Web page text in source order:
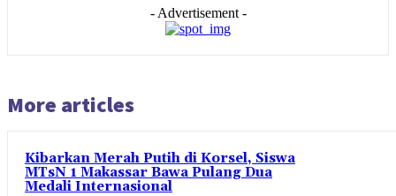
- Advertisement -
More articles
Kibarkan Merah Putih di Korsel, Siswa
MTsN 1 Makassar Bawa Pulang Dua
Medali Internasional